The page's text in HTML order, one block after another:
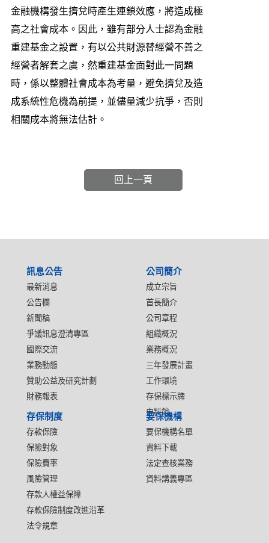
金融機構發生擠兌時產生連鎖效應，將造成極
高之社會成本。因此，雖有部分人士認為金融
重建基金之設置，有以公共財源替經營不善之
經營者解套之虞，然重建基金面對此一問題
時，係以整體社會成本為考量，避免擠兌及造
成系統性危機為前提，並儘量減少抗爭，否則
相關成本將無法估計。
回上一頁
訊息公告
最新消息
公告欄
新聞稿
爭議訊息澄清專區
國際交流
業務動態
贊助公益及研究計劃
財務報表
公司簡介
成立宗旨
首長簡介
公司章程
組織概況
業務概況
三年發展計畫
工作環境
存保標示牌
史料館
存保制度
存款保險
保險對象
保險費率
風險管理
存款人權益保障
存款保險制度改進沿革
法令規章
要保機構
要保機構名單
資料下載
法定查核業務
資料講義專區